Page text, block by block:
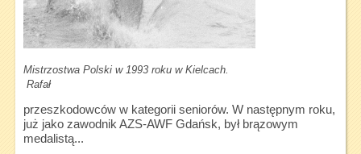
Mistrzostwa Polski w 1993 roku w Kielcach.
Rafał
przeszkodowców w kategorii seniorów. W następnym roku,
już jako zawodnik AZS-AWF Gdańsk, był brązowym
medalistą...